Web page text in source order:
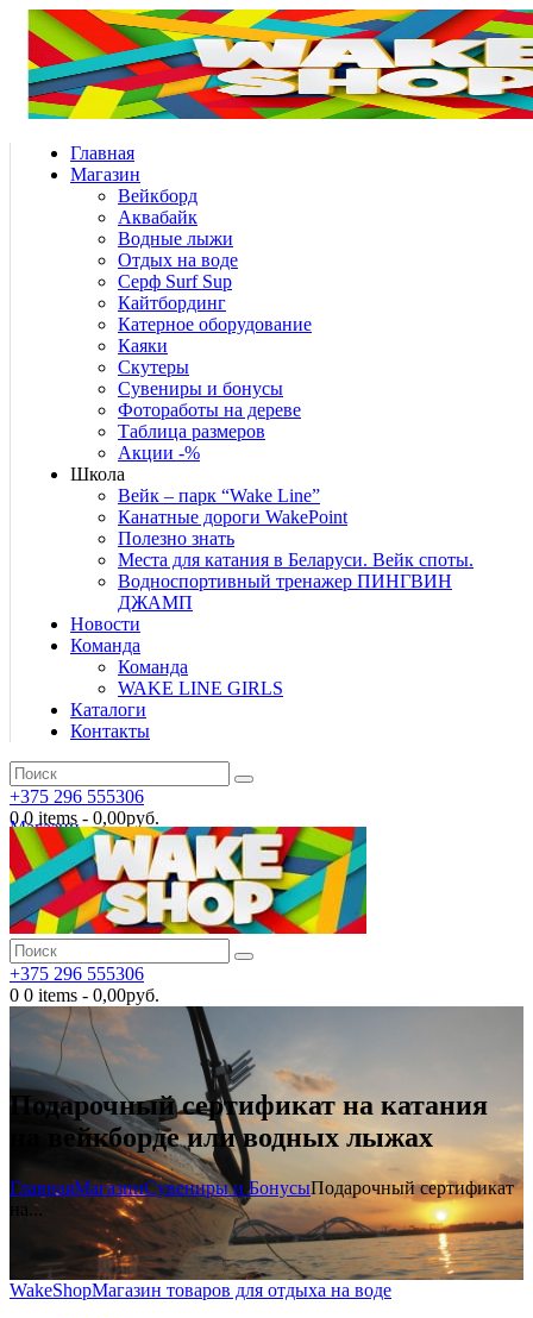
Главная
Магазин
Вейкборд
Аквабайк
Водные лыжи
Отдых на воде
Серф Surf Sup
Кайтбординг
Катерное оборудование
Каяки
Скутеры
Сувениры и бонусы
Фотоработы на дереве
Таблица размеров
Акции -%
Школа
Вейк – парк “Wake Line”
Канатные дороги WakePoint
Полезно знать
Места для катания в Беларуси. Вейк споты.
Водноспортивный тренажер ПИНГВИН
ДЖАМП
Новости
Команда
Команда
WAKE LINE GIRLS
Каталоги
Контакты
+375 296 555306
0 0 items - 0,00руб.
Магазин
+375 296 555306
0 0 items - 0,00руб.
Подарочный сертификат на катания
на вейкборде или водных лыжах
ГлавнаяМагазинСувениры и БонусыПодарочный сертификат
на...
WakeShopМагазин товаров для отдыха на воде